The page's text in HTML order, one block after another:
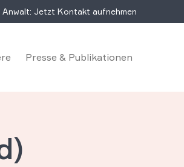
Jetzt Kontakt aufnehmen
Presse & Publikationen